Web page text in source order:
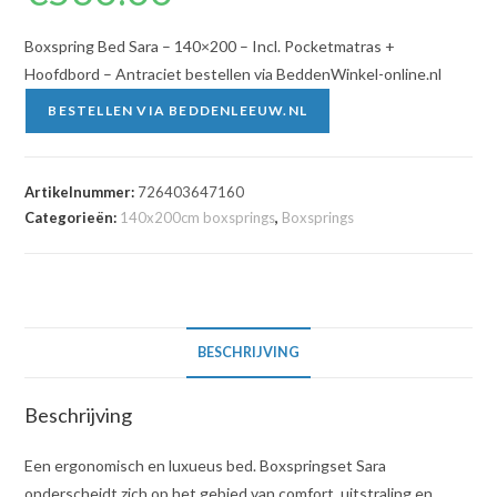
Boxspring Bed Sara – 140×200 – Incl. Pocketmatras +
Hoofdbord – Antraciet bestellen via BeddenWinkel-online.nl
BESTELLEN VIA BEDDENLEEUW.NL
Artikelnummer: 726403647160
Categorieën: 140x200cm boxsprings, Boxsprings
BESCHRIJVING
Beschrijving
Een ergonomisch en luxueus bed. Boxspringset Sara